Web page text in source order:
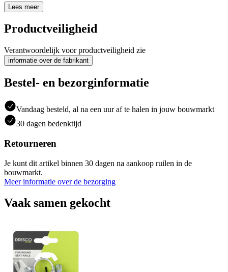
Lees meer
Productveiligheid
Verantwoordelijk voor productveiligheid zie
informatie over de fabrikant
Bestel- en bezorginformatie
Vandaag besteld, al na een uur af te halen in jouw bouwmarkt
30 dagen bedenktijd
Retourneren
Je kunt dit artikel binnen 30 dagen na aankoop ruilen in de
bouwmarkt.
Meer informatie over de bezorging
Vaak samen gekocht